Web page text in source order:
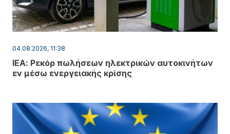
04.08.2026, 11:38
ΙΕΑ: Ρεκόρ πωλήσεων ηλεκτρικών αυτοκινήτων
εν μέσω ενεργειακής κρίσης